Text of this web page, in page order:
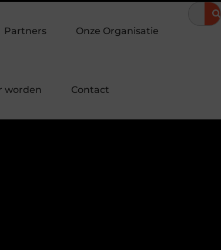
Hoe een landingspagina laten maken bijdraagt aan
Partners Onze Organisatie
worden Contact